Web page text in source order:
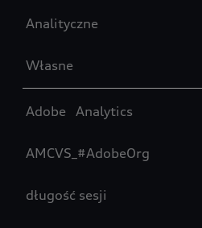
Analityczne
Własne
Adobe Analytics
AMCVS_#AdobeOrg
długość sesji